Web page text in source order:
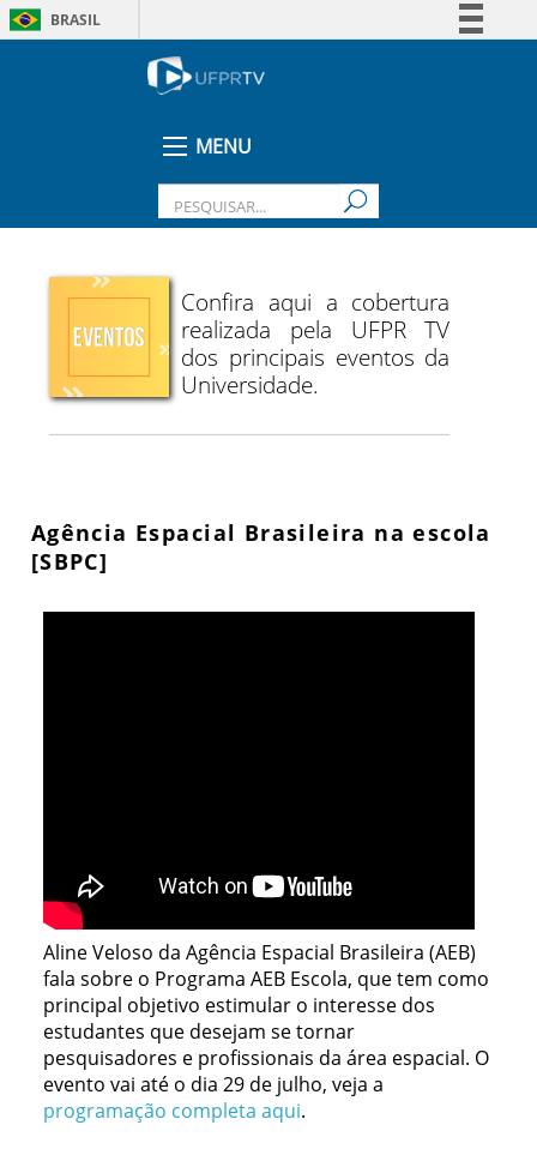
BRASIL
Legislação
MENU
Confira aqui a cobertura
realizada pela UFPR TV
dos principais eventos da
Universidade.
Agência Espacial Brasileira na escola
[SBPC]
Aline Veloso da Agência Espacial Brasileira (AEB)
fala sobre o Programa AEB Escola, que tem como
principal objetivo estimular o interesse dos
estudantes que desejam se tornar
pesquisadores e profissionais da área espacial. O
evento vai até o dia 29 de julho, veja a
programação completa aqui.